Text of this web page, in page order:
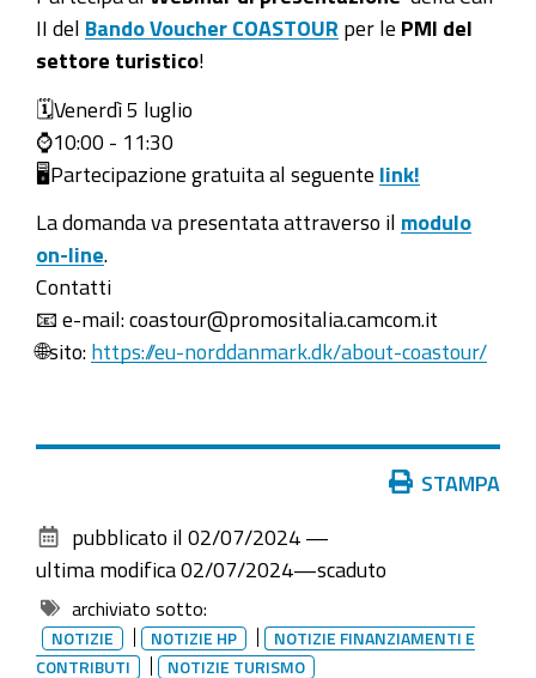
II del Bando Voucher COASTOUR per le PMI del
settore turistico!
🗓️Venerdì 5 luglio
⌚10:00 - 11:30
🖥️Partecipazione gratuita al seguente link!
La domanda va presentata attraverso il modulo
on-line
Contatti
📧 e-mail: coastour@promositalia.camcom.it
🌐sito: https://eu-norddanmark.dk/about-coastour/
documento
STAMPA
pubblicato il 02/07/2024 —
ultima modifica 02/07/2024—scaduto
archiviato sotto:
NOTIZIE NOTIZIE HP
NOTIZIE FINANZIAMENTI E
CONTRIBUTI
NOTIZIE TURISMO